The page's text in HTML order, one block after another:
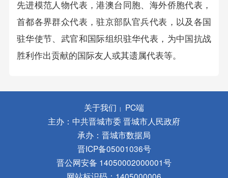
先进模范人物代表，港澳台同胞、海外侨胞代表，
首都各界群众代表，驻京部队官兵代表，以及各国
驻华使节、武官和国际组织驻华代表，为中国抗战
胜利作出贡献的国际友人或其遗属代表等。
关于我们 |
PC端
主办：中共晋城市委 晋城市人民政府
承办：晋城市数据局
晋ICP备05001036号
晋公网安备 14050002000001号